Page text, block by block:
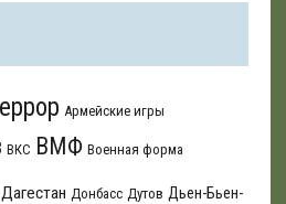
Армейские игры
ВКС ВМФ Военная форма
Дагестан Донбасс Дутов Дьен-Бьен-